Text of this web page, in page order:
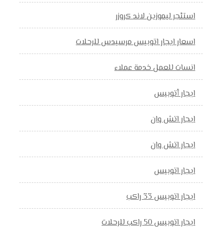
استئجر ليموزين لاند كروزر
اسعار ايجار اتوبيس مرسيدس للرحلات
انسات للعمل خدمة عملاء
ايجار أتوبيس
ايجار اتش وان
ايجار اتش وان
ايجار اتوبيس
ايجار اتوبيس 33 راكب
ايجار اتوبيس 50 راكب للرحلات